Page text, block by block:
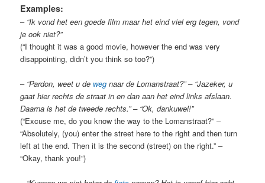
Examples:
– “Ik vond het een goede film maar het eind viel erg tegen, vond
je ook niet?”
(“I thought it was a good movie, however the end was very
disappointing, didn’t you think so too?”)
– “Pardon, weet u de weg naar de Lomanstraat?” – “Jazeker, u
gaat hier rechts de straat in en dan aan het eind links afslaan.
Daarna is het de tweede rechts.” – “Ok, dankuwel!”
(“Excuse me, do you know the way to the Lomanstraat?” –
“Absolutely, (you) enter the street here to the right and then turn
left at the end. Then it is the second (street) on the right.” –
“Okay, thank you!”)